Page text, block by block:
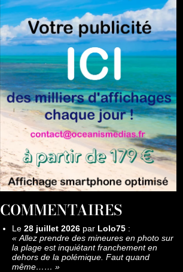
COMMENTAIRES
Le 28 juillet 2026 par Lolo75 :
« Allez prendre des mineures en photo sur
la plage est inquiétant franchement en
dehors de la polémique. Faut quand
même…… »